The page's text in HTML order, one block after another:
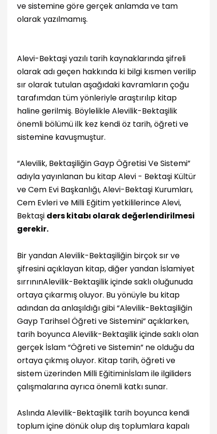
ve sistemine göre gerçek anlamda ve tam
olarak yazılmamış.
Alevi-Bektaşi yazılı tarih kaynaklarında şifreli
olarak adı geçen hakkında ki bilgi kısmen verilip
sır olarak tutulan aşağıdaki kavramların çoğu
tarafımdan tüm yönleriyle araştırılıp kitap
haline gerilmiş. Böylelikle Alevilik-Bektaşilik
önemli bölümü ilk kez kendi öz tarih, öğreti ve
sistemine kavuşmuştur.
“Alevilik, Bektaşiliğin Gayp Öğretisi Ve Sistemi”
adıyla yayınlanan bu kitap Alevi - Bektaşi Kültür
ve Cem Evi Başkanlığı, Alevi-Bektaşi Kurumları,
Cem Evleri ve Milli Eğitim yetkililerince Alevi,
Bektaşi ders kitabı olarak değerlendirilmesi
gerekir.
Bir yandan Alevilik-Bektaşiliğin birçok sır ve
şifresini açıklayan kitap, diğer yandan İslamiyet
sırrınınAlevilik-Bektaşilik içinde saklı oluğunuda
ortaya çıkarmış oluyor. Bu yönüyle bu kitap
adından da anlaşıldığı gibi “Alevilik-Bektaşiliğin
Gayp Tarihsel Öğreti ve Sistemini” açıklarken,
tarih boyunca Alevilik-Bektaşilik içinde saklı olan
gerçek İslam “Öğreti ve Sistemin” ne olduğu da
ortaya çıkmış oluyor. Kitap tarih, öğreti ve
sistem üzerinden Milli Eğitiminİslam ile ilgiliders
çalışmalarına ayrıca önemli katkı sunar.
Aslında Alevilik-Bektaşilik tarih boyunca kendi
toplum içine dönük olup dış toplumlara kapalı